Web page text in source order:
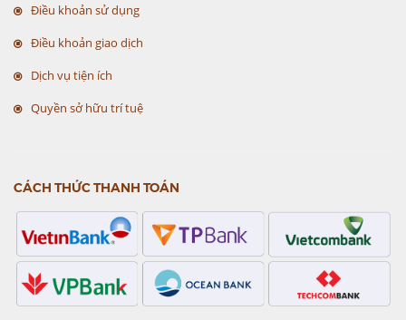
Điều khoản sử dụng
Điều khoản giao dịch
Dịch vụ tiện ích
Quyền sở hữu trí tuệ
CÁCH THỨC THANH TOÁN